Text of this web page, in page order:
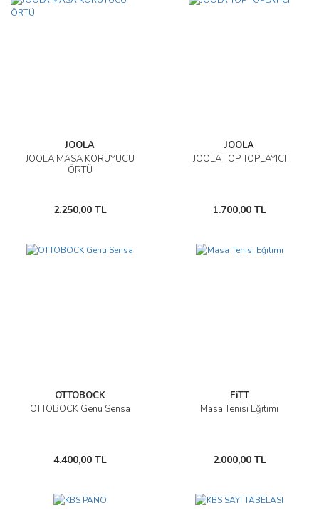
JOOLA
JOOLA MASA KORUYUCU
ÖRTÜ
2.250,00 TL
JOOLA
JOOLA TOP TOPLAYICI
1.700,00 TL
OTTOBOCK
OTTOBOCK Genu Sensa
4.400,00 TL
FiTT
Masa Tenisi Eğitimi
2.000,00 TL